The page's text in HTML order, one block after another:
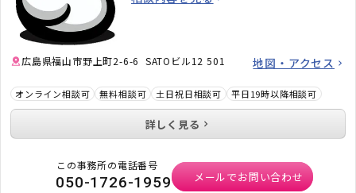
広島県福山市野上町2-6-6 SATOビル12 501 地図・アクセス
オンライン相談可 無料相談可 土日祝日相談可 平日19時以降相談可
詳しく見る
この事務所の電話番号
050-1726-1959 メールでお問い合わせ